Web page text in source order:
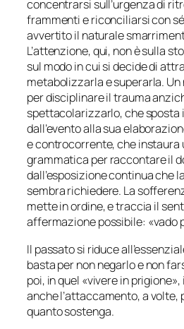
concentrarsi sull’urgenza di
frammenti e riconciliarsi con
avvertito il naturale
L’attenzione, qui, non è sulla
sul modo in cui si decide di
metabolizzarla e superarla. Un
per disciplinare il trauma
spettacolarizzarlo, che sposta
dall’evento alla sua
e controcorrente, che instaura
grammatica per raccontare il
dall’esposizione continua che
sembra richiedere. La
mette in ordine, e traccia il
affermazione possibile: «vado
Il passato si riduce
basta per non negarlo e non
poi, in quel «vivere in prigione»,
anche l’attaccamento, a volte,
quanto sostenga.